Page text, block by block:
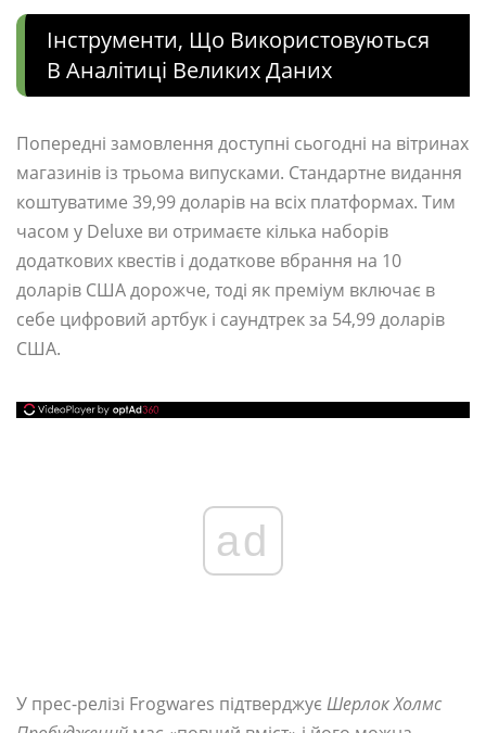
Інструменти, Що Використовуються
В Аналітиці Великих Даних
Попередні замовлення доступні сьогодні на вітринах
магазинів із трьома випусками. Стандартне видання
коштуватиме 39,99 доларів на всіх платформах. Тим
часом у Deluxe ви отримаєте кілька наборів
додаткових квестів і додаткове вбрання на 10
доларів США дорожче, тоді як преміум включає в
себе цифровий артбук і саундтрек за 54,99 доларів
США.
ad
У прес-релізі Frogwares підтверджує Шерлок Холмс